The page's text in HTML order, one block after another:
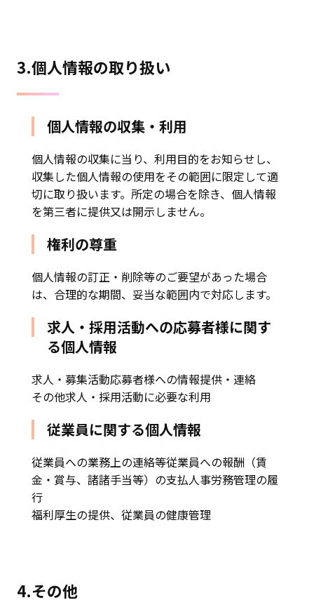
3.個人情報の取り扱い
個人情報の収集・利用
個人情報の収集に当り、利用目的をお知らせし、
収集した個人情報の使用をその範囲に限定して適
切に取り扱います。所定の場合を除き、個人情報
を第三者に提供又は開示しません。
権利の尊重
個人情報の訂正・削除等のご要望があった場合
は、合理的な期間、妥当な範囲内で対応します。
求人・採用活動への応募者様に関す
る個人情報
求人・募集活動応募者様への情報提供・連絡
その他求人・採用活動に必要な利用
従業員に関する個人情報
従業員への業務上の連絡等従業員への報酬（賃
金・賞与、諸諸手当等）の支払人事労務管理の履
行
福利厚生の提供、従業員の健康管理
4.その他